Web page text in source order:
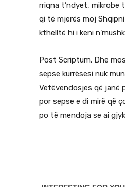
rriqna t’ndyet, mikrobe
qi të mjerës moj Shqipni
kthelltë hi i keni
Post Scriptum. Dhe
sepse kurrësesi nuk
Vetëvendosjes që janë
por sepse e di mirë që
po të mendoja se ai